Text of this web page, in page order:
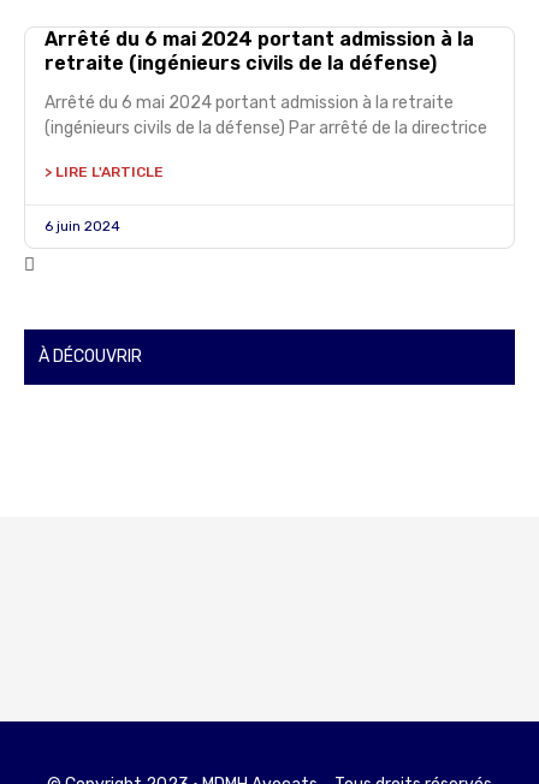
Arrêté du 6 mai 2024 portant admission à la
retraite (ingénieurs civils de la défense)
Arrêté du 6 mai 2024 portant admission à la retraite
(ingénieurs civils de la défense) Par arrêté de la directrice
> LIRE L'ARTICLE
6 juin 2024
À DÉCOUVRIR